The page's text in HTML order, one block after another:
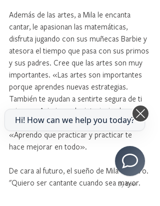
Además de las artes, a Mila le encanta
cantar, le apasionan las matemáticas,
disfruta jugando con sus muñecas Barbie y
atesora el tiempo que pasa con sus primos
y sus padres. Cree que las artes son muy
importantes. «Las artes son importantes
porque aprendes nuevas estrategias.
También te ayudan a sentirte segura de ti
misma». Asimismo, ha interiorizado una de
las mayores lecciones de la música:
«Aprendo que practicar y practicar te
hace mejorar en todo».
De cara al futuro, el sueño de Mila es claro.
"Quiero ser cantante cuando sea mayor.
By Boei
Hi! How can we help you today?